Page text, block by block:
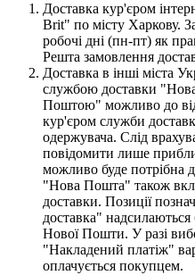
Доставка кур'єром
Brit" по місту Харкову.
робочі дні (пн-пт) як
Решта замовлення
Доставка в інші міста
службою доставки
Поштою" можливо до
кур'єром служби
одержувача. Слід
повідомити лише
можливо буде потрібна
"Нова Пошта" також
доставки. Позиції
доставка" надсилаються
Нової Пошти. У разі
"Накладений платіж"
оплачується покупцем.